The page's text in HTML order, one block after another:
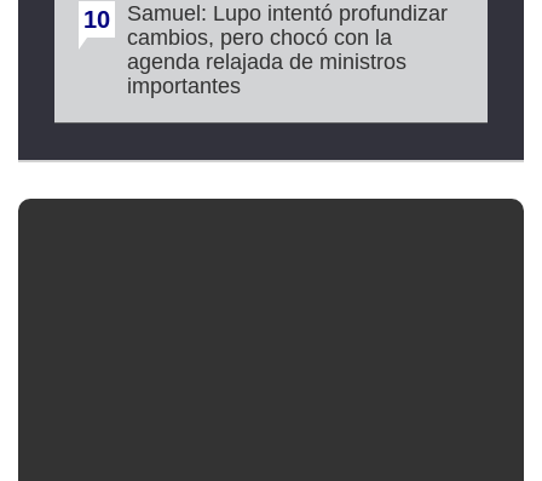
10
Samuel: Lupo intentó profundizar
cambios, pero chocó con la
agenda relajada de ministros
importantes